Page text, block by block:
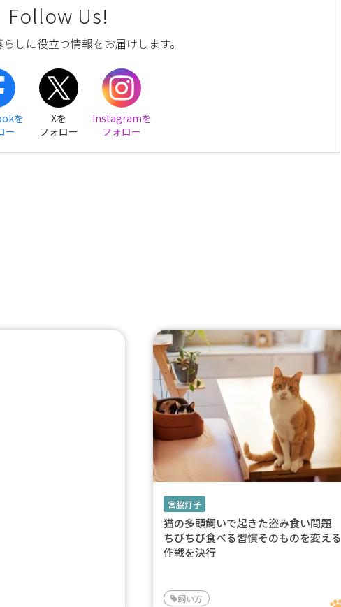
Follow Us!
しに役立つ情報をお届けします。
を
ー
Xを
フォロー
Instagramを
フォロー
宮脇灯子
猫の多頭飼いで起きた盗み食い問題
ちびちび食べる習慣そのものを変える
作戦を決行
飼い方